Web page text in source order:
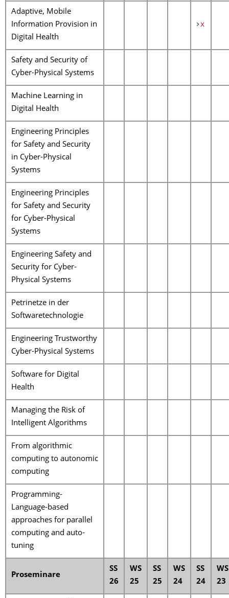
Adaptive, Mobile
Information Provision in
Digital Health
x
Safety and Security of
Cyber-Physical Systems
Machine Learning in
Digital Health
Engineering Principles
for Safety and Security
in Cyber-Physical
Systems
Engineering Principles
for Safety and Security
for Cyber-Physical
Systems
Engineering Safety and
Security for Cyber-
Physical Systems
Petrinetze in der
Softwaretechnologie
Engineering Trustworthy
Cyber-Physical Systems
Software for Digital
Health
Managing the Risk of
Intelligent Algorithms
From algorithmic
computing to autonomic
computing
Programming-
Language-based
approaches for parallel
computing and auto-
tuning
Proseminare
SS
26
WS
25
SS
25
WS
24
SS
24
WS
23